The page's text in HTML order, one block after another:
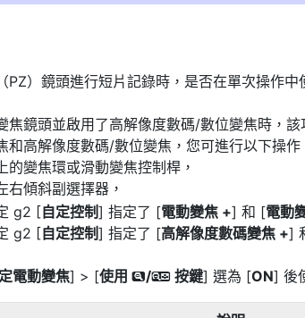
PZ）鏡頭進行短片記錄時，是否在單次操作
焦鏡頭並啟用了高解像度數碼/數位變焦時，該
和高解像度數碼/數位變焦，您可進行以下操作
的變焦環或滑動變焦控制桿，
右傾斜副選擇器，
g2 [自定控制] 指定了 [電動變焦 +] 和 [電動
g2 [自定控制] 指定了 [高解像度數碼變焦 +]
電動變焦] > [使用 x/w 按鍵] 選為 [ON] 後